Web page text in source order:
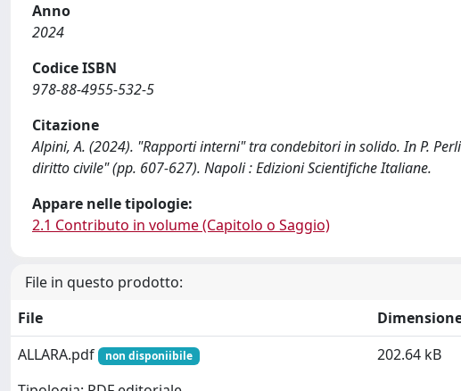
Anno
2024
Codice ISBN
978-88-4955-532-5
Citazione
Alpini, A. (2024). "Rapporti interni" tra condebitori in solido. In P.
diritto civile" (pp. 607-627). Napoli : Edizioni Scientifiche Italiane.
Appare nelle tipologie:
2.1 Contributo in volume (Capitolo o Saggio)
File in questo prodotto:
File
ALLARA.pdf
non disponiibile 202.64 kB